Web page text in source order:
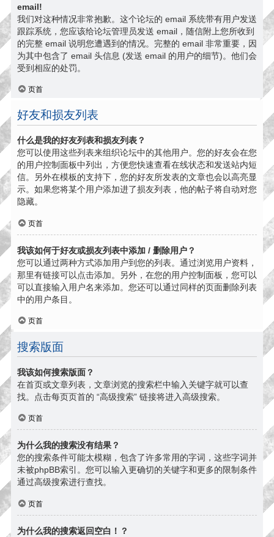
email!
我们对这种情况非常抱歉。这个论坛的 email 系统带有用户发送
跟踪系统，您应该给论坛管理员发送 email，随信附上您所收到
的完整 email 说明您遭遇到的情况。完整的 email 非常重要，因
为其中包含了 email 头信息 (发送 email 的用户的细节)。他们会
受到相应的处罚。
页首
好友和损友列表
什么是我的好友列表和损友列表？
您可以使用这些列表来组织论坛中的其他用户。您的好友会在您
的用户控制面板中列出，方便您快速查看在线状态和发送站内短
信。另外在模板的支持下，您的好友所发表的文章也会以高亮显
示。如果您将某个用户添加进了损友列表，他的帖子将自动对您
隐藏。
页首
我该如何于好友或损友列表中添加 / 删除用户？
您可以通过两种方式添加用户到您的列表。通过浏览用户资料，
那里有链接可以点击添加。另外，在您的用户控制面板，您可以
可以直接输入用户名来添加。您还可以通过同样的页面删除列表
中的用户条目。
页首
搜索版面
我该如何搜索版面？
在首页或文章列表，文章浏览的搜索栏中输入关键字就可以查
找。点击每页页首的 “高级搜索” 链接将进入高级搜索。
页首
为什么我的搜索没有结果？
您的搜索条件可能太模糊，包含了许多常用的字词，这些字词并
未被phpBB索引。您可以输入更确切的关键字和更多的限制条件
通过高级搜索进行查找。
页首
为什么我的搜索返回空白！？